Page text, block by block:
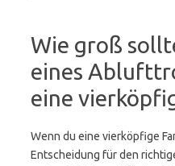
Wie groß
eines
eine
Wenn du eine vierköpfige
Entscheidung für den